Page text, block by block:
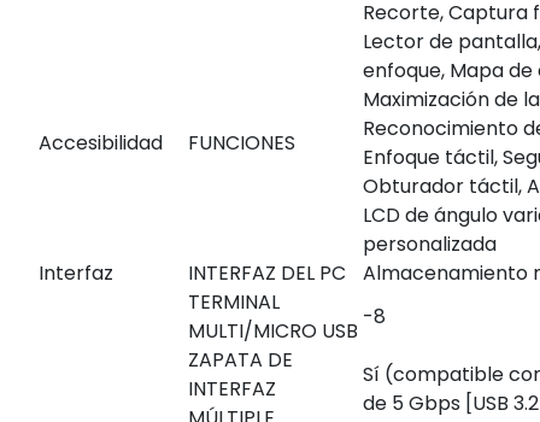
Recorte, Captura
Accesibilidad FUNCIONES
Lector de
enfoque, Mapa
Maximización de
Reconocimiento
Enfoque táctil,
Obturador táctil,
LCD de ángulo
personalizada
Interfaz
INTERFAZ DEL PC
Almacenamiento
TERMINAL
MULTI/MICRO USB
-8
ZAPATA DE
INTERFAZ
Sí (compatible
de 5 Gbps [USB